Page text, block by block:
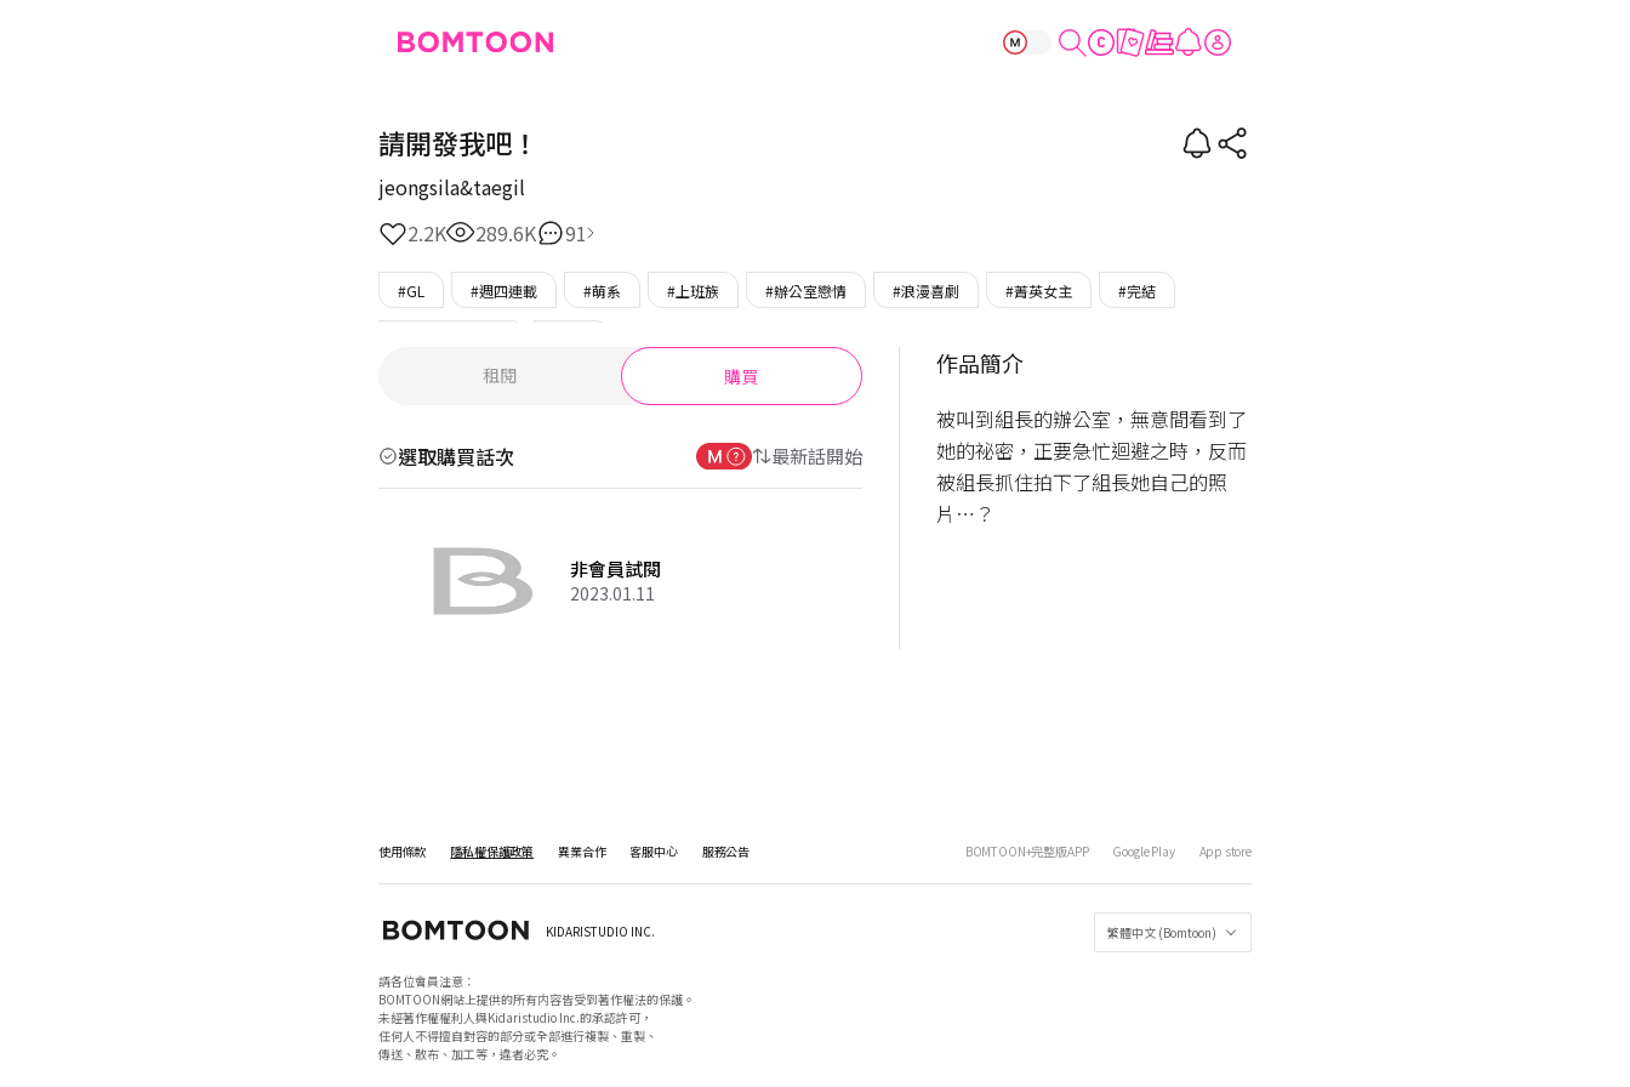
請開發我吧！
請開發我吧！
jeongsila&taegil
2.2K
289.6K 91
#GL #週四連載 #萌系 #上班族 #辦公室戀情 #浪漫喜劇 #菁英女主 #完結
租閱 購買
選取購買話次 最新話開始
非會員試閱
2023.01.11
作品簡介
被叫到組長的辦公室，無意間看到了
她的祕密，正要急忙迴避之時，反而
被組長抓住拍下了組長她自己的照
片⋯？
使用條款 隱私權保護政策 異業合作 客服中心 服務公告 BOMTOON+完整版APP Google Play App store
繁體中文 (Bomtoon)
KIDARISTUDIO INC.
請各位會員注意：
BOMTOON網站上提供的所有内容皆受到著作權法的保護。
未經著作權權利人與Kidaristudio Inc.的承認許可，
任何人不得擅自對容的部分或全部進行複製、重製、
傳送、散布、加工等，違者必究。